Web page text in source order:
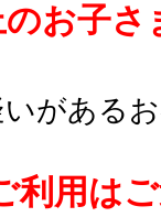
のお子さ
いがある
利用は